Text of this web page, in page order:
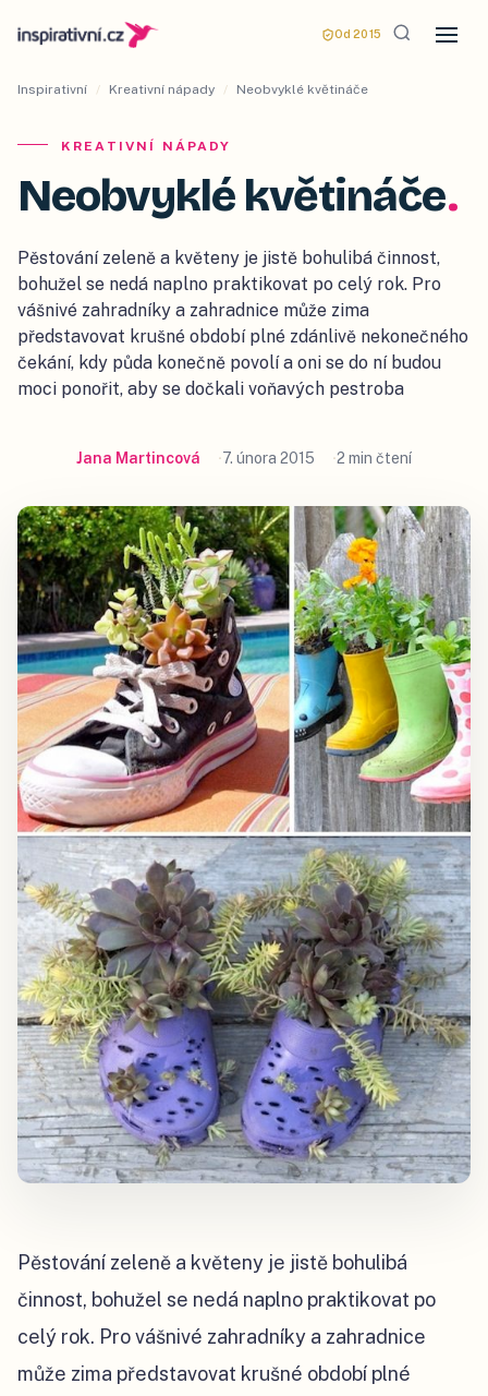
Od 2015
Inspirativní / Kreativní nápady / Neobvyklé květináče
KREATIVNÍ NÁPADY
Neobvyklé květináče.
Pěstování zeleně a květeny je jistě bohulibá činnost,
bohužel se nedá naplno praktikovat po celý rok. Pro
vášnivé zahradníky a zahradnice může zima
představovat krušné období plné zdánlivě nekonečného
čekání, kdy půda konečně povolí a oni se do ní budou
moci ponořit, aby se dočkali voňavých pestroba
Jana Martincová 7. února 2015 2 min čtení
Pěstování zeleně a květeny je jistě bohulibá
činnost, bohužel se nedá naplno praktikovat po
celý rok. Pro vášnivé zahradníky a zahradnice
může zima představovat krušné období plné